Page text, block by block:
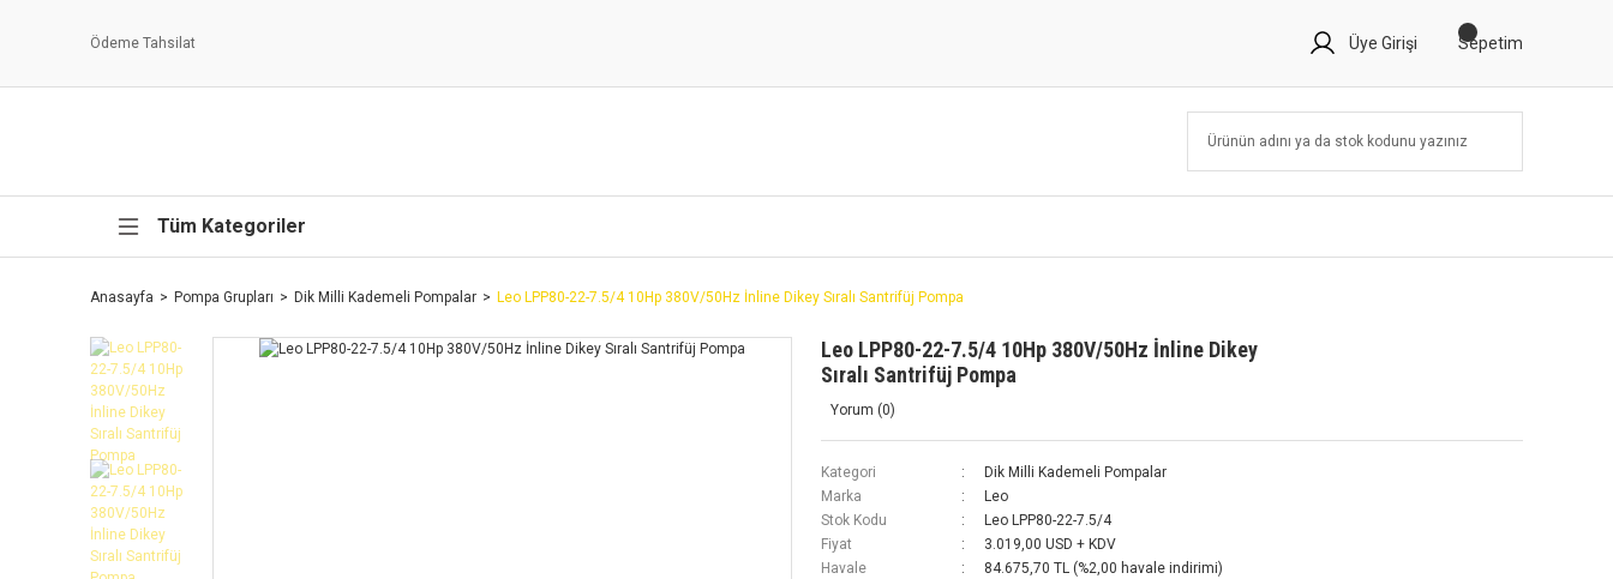
Ödeme Tahsilat Üye Girişi Sepetim
Tüm Kategoriler
Anasayfa Pompa Grupları Dik Milli Kademeli Pompalar Leo LPP80-22-7.5/4 10Hp 380V/50Hz İnline Dikey Sıralı Santrifüj Pompa
Leo LPP80-22-7.5/4 10Hp 380V/50Hz İnline Dikey
Sıralı Santrifüj Pompa
Yorum (0)
Kategori
Dik Milli Kademeli Pompalar
Marka
Leo
Stok Kodu
Leo LPP80-22-7.5/4
Fiyat
3.019,00 USD + KDV
Havale
84.675,70 TL (%2,00 havale indirimi)